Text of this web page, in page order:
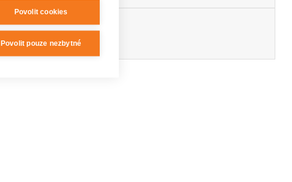
Povolit cookies
Povolit pouze nezbytné